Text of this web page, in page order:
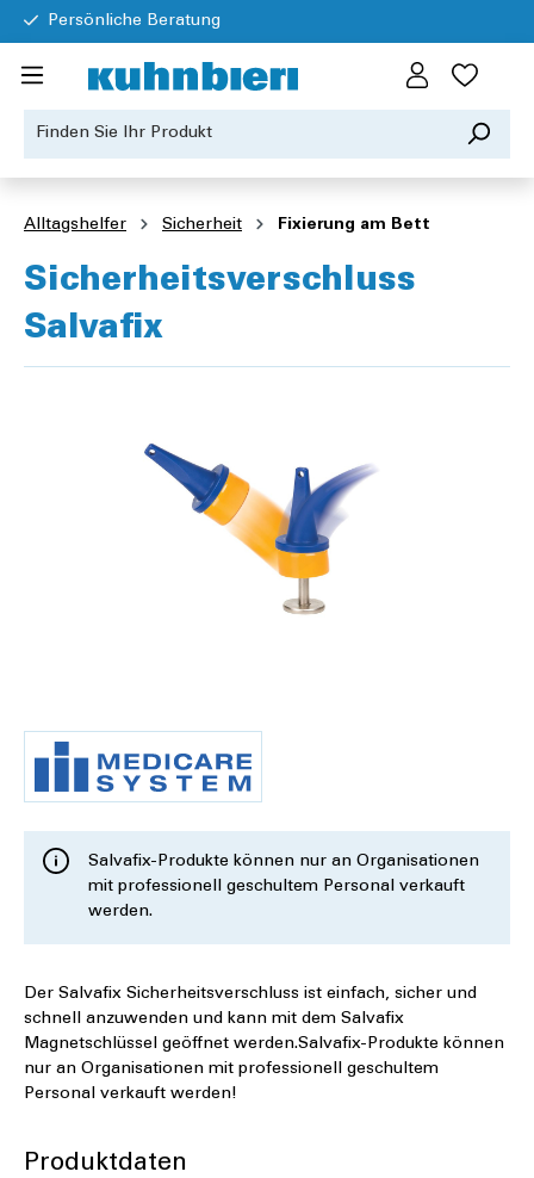
Persönliche Beratung
Alltagshelfer Sicherheit Fixierung am Bett
Sicherheitsverschluss
Salvafix
Salvafix-Produkte können nur an Organisationen
mit professionell geschultem Personal verkauft
werden.
Der Salvafix Sicherheitsverschluss ist einfach, sicher und
schnell anzuwenden und kann mit dem Salvafix
Magnetschlüssel geöffnet werden.Salvafix-Produkte können
nur an Organisationen mit professionell geschultem
Personal verkauft werden!
Produktdaten